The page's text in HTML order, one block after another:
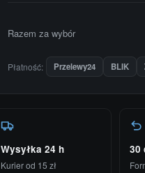
Razem za wybór
Płatność: Przelewy24 BLIK
Wysyłka 24 h
Kurier od 15 zł
30